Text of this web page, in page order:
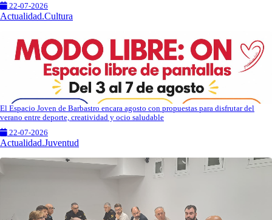
22-07-2026
Actualidad.Cultura
El Espacio Joven de Barbastro encara agosto con propuestas para disfrutar del
verano entre deporte, creatividad y ocio saludable
22-07-2026
Actualidad.Juventud